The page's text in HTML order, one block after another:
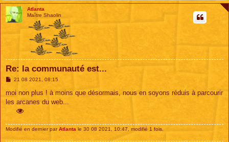
Atlanta
Maître Shaolin
Re: la communauté est...
M
s
a
21 08 2021, 08:15
moi non plus ! à moins que désormais, nous en soyons réduis à parcourir
les arcanes du web...
Modifié en dernier parAtlanta le 30 08 2021, 10:47, modifié 1 fois.